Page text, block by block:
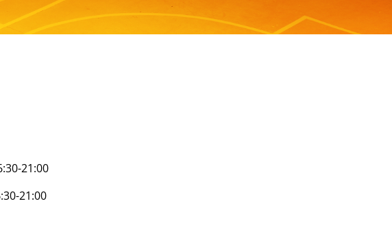
21:00
21:00